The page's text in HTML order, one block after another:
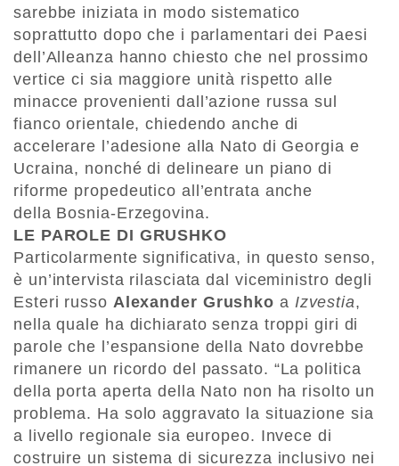
sarebbe iniziata in modo sistematico
soprattutto dopo che i parlamentari dei Paesi
dell’Alleanza hanno chiesto che nel prossimo
vertice ci sia maggiore unità rispetto alle
minacce provenienti dall’azione russa sul
fianco orientale, chiedendo anche di
accelerare l’adesione alla Nato di Georgia e
Ucraina, nonché di delineare un piano di
riforme propedeutico all’entrata anche
della Bosnia-Erzegovina.
LE PAROLE DI GRUSHKO
Particolarmente significativa, in questo senso,
è un’intervista rilasciata dal viceministro degli
Esteri russo Alexander Grushko a Izvestia,
nella quale ha dichiarato senza troppi giri di
parole che l’espansione della Nato dovrebbe
rimanere un ricordo del passato. “La politica
della porta aperta della Nato non ha risolto un
problema. Ha solo aggravato la situazione sia
a livello regionale sia europeo. Invece di
costruire un sistema di sicurezza inclusivo nei